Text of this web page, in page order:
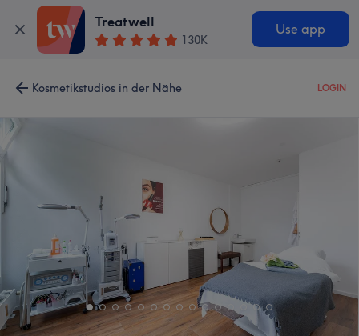
Treatwell
130K
Use app
Kosmetikstudios in der Nähe LOGIN